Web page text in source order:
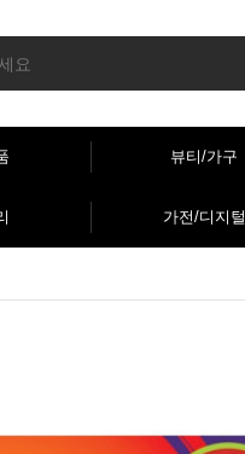
뷰티/가구
가전/디지털